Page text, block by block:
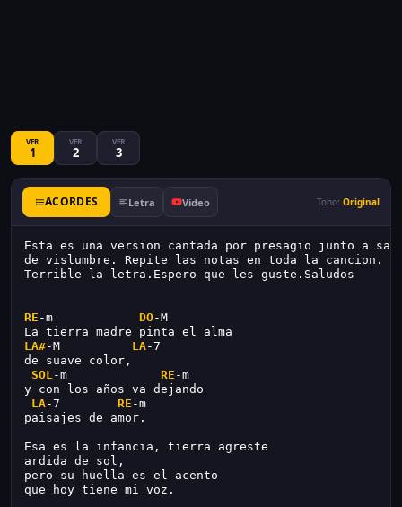
VER
1
VER
2
VER
3
ACORDES Letra Video Tono: Original
Esta es una version cantada por presagio junto a
de vislumbre. Repite las notas en toda la cancion.
Terrible la letra.Espero que les guste.Saludos
RE -m DO-M
La tierra madre pinta el alma
LA#-M LA-7
de suave color,
SOL-m RE -m
y con los años va dejando
LA-7 RE -m
paisajes de amor.
Esa es la infancia, tierra agreste
ardida de sol,
pero su huella es el acento
que hoy tiene mi voz.